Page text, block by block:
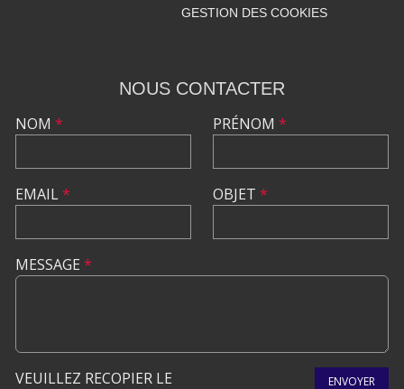
GESTION DES COOKIES
NOUS CONTACTER
NOM *
EMAIL*
PRÉNOM *
OBJET *
MESSAGE *
VEUILLEZ RECOPIER LE ENVOYER